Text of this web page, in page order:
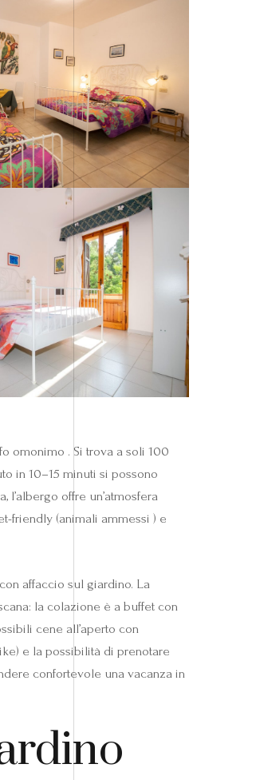
omonimo . Si trova a soli 100
in 10–15 minuti si possono
offre un’atmosfera
friendly (animali ammessi ) e
affaccio sul giardino. La
la colazione è a buffet con
cene all’aperto con
e la possibilità di prenotare
confortevole una vacanza in